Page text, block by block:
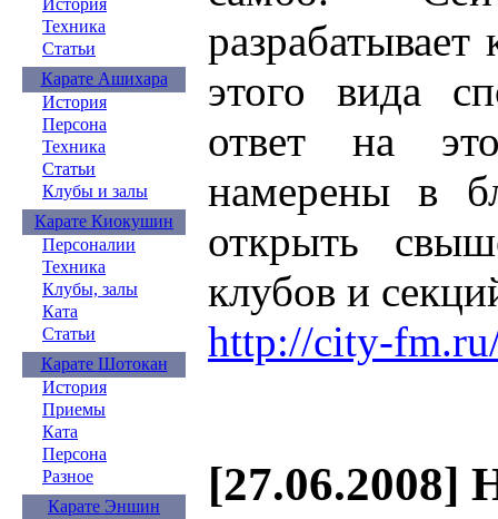
История
Техника
Статьи
Карате Ашихара
История
Персона
Техника
Статьи
Клубы и залы
Карате Киокушин
Персоналии
Техника
Клубы, залы
Ката
Статьи
Карате Шотокан
История
Приемы
Ката
Персона
Разное
Карате Эншин
этого вида
ответ на
намерены в
открыть
клубов и
http://city-
[27.06.2008]